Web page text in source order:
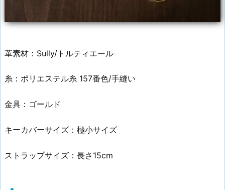
革素材：Sully/トルティエール
糸：ポリエステル糸 157番色/手縫い
金具：ゴールド
キーカバーサイズ：極小サイズ
ストラップサイズ：長さ15cm